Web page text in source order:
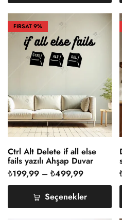
FIRSAT9%
Ctrl Alt Delete if all else
fails yazılı Ahşap Duvar
Dekoru
₺199,99 – ₺499,99
Seçenekler